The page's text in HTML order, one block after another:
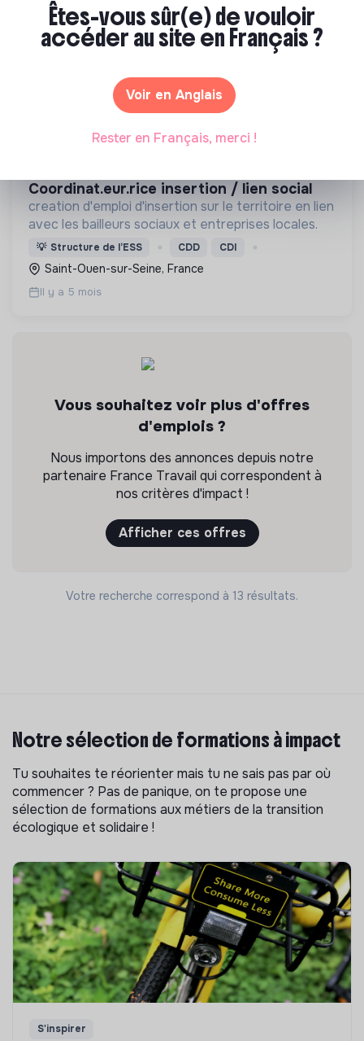
Santé
Il y a 6 mois
coordinat.eur.rice insertion / lien social
creation d'emploi d'insertion sur le territoire en lien
avec les bailleurs sociaux et entreprises locales.
💡 Structure de l’ESS CDD CDI
Saint-Ouen-sur-Seine, France
Il y a 5 mois
Vous souhaitez voir plus d'offres
d'emplois ?
Nous importons des annonces depuis notre
partenaire France Travail qui correspondent à
nos critères d'impact !
Afficher ces offres
Votre recherche correspond à 13 résultats.
Notre sélection de formations à impact
Tu souhaites te réorienter mais tu ne sais pas par où
commencer ? Pas de panique, on te propose une
sélection de formations aux métiers de la transition
écologique et solidaire !
S'inspirer
Êtes-vous sûr(e) de vouloir
accéder au site en Français ?
Voir en Anglais
Rester en Français, merci !